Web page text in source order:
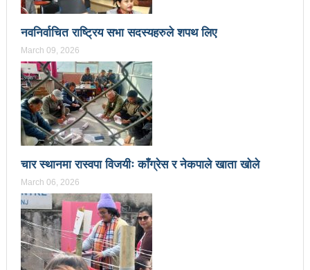
वटा सूचीकरणबाट हटे
इन्द्रेश्वर युवा समाजद्वारा बेलकोटगढीका ५ विद्यालयमा छात्रवृत्ति
वितरण
भरतपुरको मुख्य सडकमा भएको भूमिगत विद्युतिकरणको ब्रेकथ्रु
सकियो चितवन महोत्सव : ५ लाख सहभागि, ३० करोडको
कारोबार
बाघले झम्टिँदा मोटरसाइकलमा सवार दुई जना घाइते
टोखामा कर्जा सदुपयोगिता सम्बन्धी अन्तरक्रिया
एकाबिहानै चीनमा भुकम्पः नेपालमा कडा धक्का महसुस
बिद्यार्थीलाई चलचित्र सिकाउँदै बागमती प्रदेश सरकार
नवनिर्वाचित राष्ट्रिय सभा सदस्यहरुले शपथ लिए
March 09, 2026
चार स्थानमा रास्वपा विजयीः काँग्रेस र नेकपाले खाता खोले
March 06, 2026